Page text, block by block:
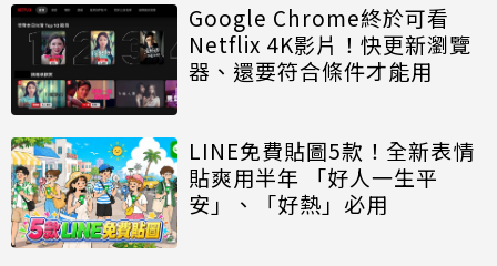
Google Chrome終於可看
Netflix 4K影片！快更新瀏覽
器、還要符合條件才能用
LINE免費貼圖5款！全新表情
貼爽用半年 「好人一生平
安」、「好熱」必用